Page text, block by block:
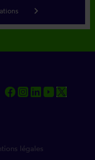
keyboard_arrow_right
légales